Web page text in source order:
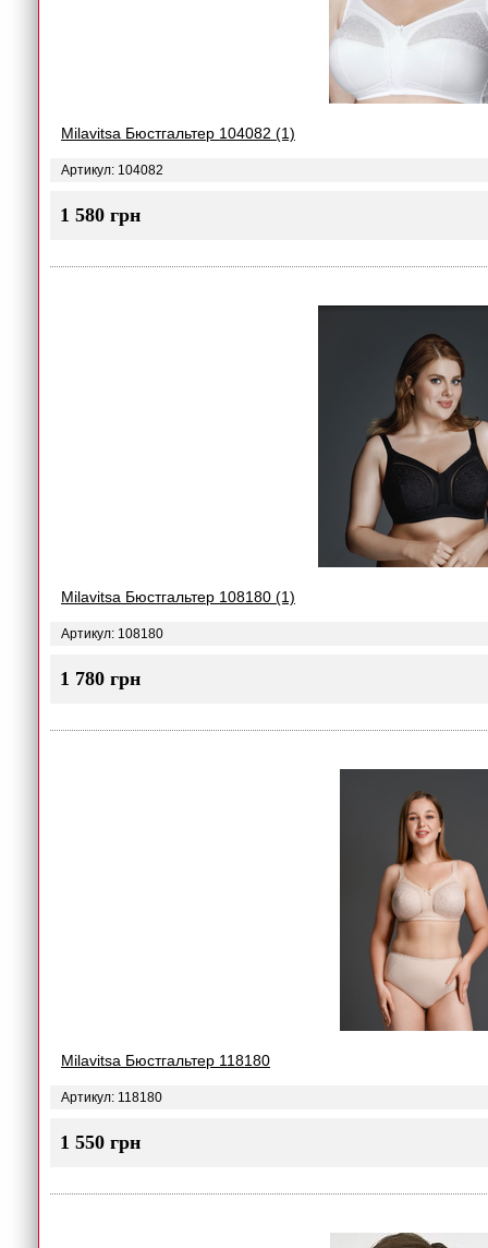
Milavitsa Бюстгальтер 104082 (1)
Артикул: 104082
1 580 грн
Milavitsa Бюстгальтер 108180 (1)
Артикул: 108180
1 780 грн
Milavitsa Бюстгальтер 118180
Артикул: 118180
1 550 грн